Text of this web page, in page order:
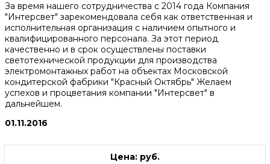
За время нашего сотрудничества с 2014 года Компания
"Интерсвет" зарекомендовала себя как ответственная и
исполнительная организация с наличием опытного и
квалифицированного персонала. За этот период
качественно и в срок осуществлены поставки
светотехнической продукции для производства
электромонтажных работ на объектах Московской
кондитерской фабрики "Красный Октябрь" Желаем
успехов и процветания компании "Интерсвет" в
дальнейшем.
01.11.2016
Цена: руб.